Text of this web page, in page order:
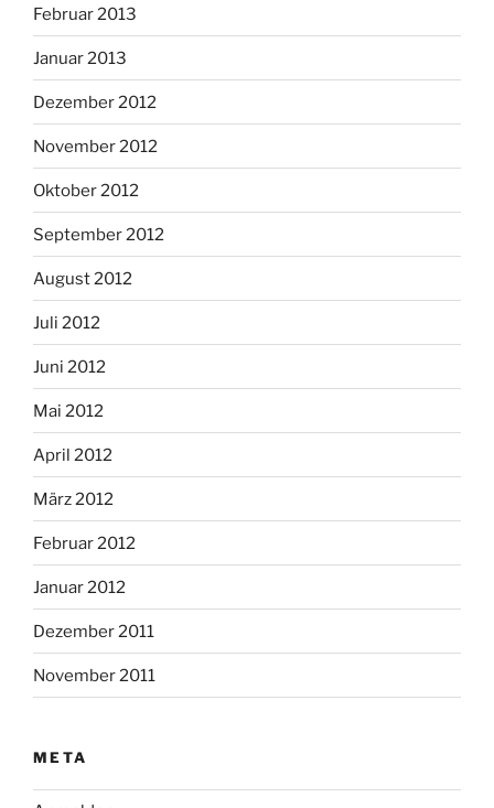
Februar 2013
Januar 2013
Dezember 2012
November 2012
Oktober 2012
September 2012
August 2012
Juli 2012
Juni 2012
Mai 2012
April 2012
März 2012
Februar 2012
Januar 2012
Dezember 2011
November 2011
META